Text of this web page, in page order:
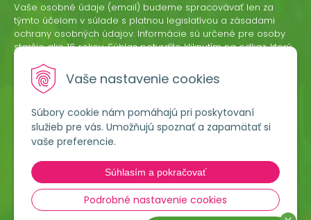
Vaše nastavenie cookies
Súbory cookie nám pomáhajú pri poskytovaní
služieb pre vás. Umožňujú spoznať a zapamätať si
vaše preferencie.
Súhlasím a pokračovať
Podrobné nastavenie cookies
Lumigreen, s.r.o.
Hradská 535
966 54 Tekovské Nemce
ODOBERAŤ
Vaše osobné údaje (email) budeme spracovávať len za
týmto účelom v súlade s platnou legislatívou a zásadami
ochrany osobných údajov. Informácie sú určené pre osoby
staršie ako 16 rokov. Súhlas potvrdíte kliknutím na odkaz, ktorý
odvolať písomne, emailom alebo kliknutím na odkaz z
ktoréhokoľvek informačného emailu.